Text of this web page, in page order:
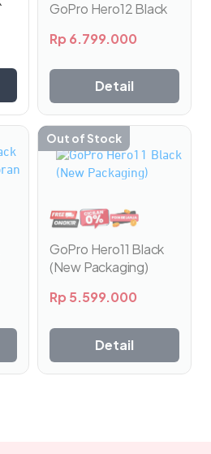
GoPro Hero12 Black
Rp 6.799.000
Detail
Out of Stock
GoPro Hero11 Black
(New Packaging)
Rp 5.599.000
Detail